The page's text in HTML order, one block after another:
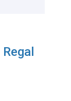
Regal